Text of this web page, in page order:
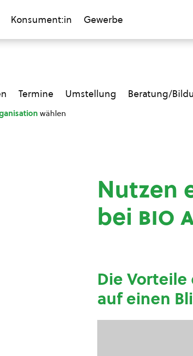
Konsument:in Gewerbe
Termine Umstellung Beratung/
wählen
Nutzen
bei bio
Die
auf einen